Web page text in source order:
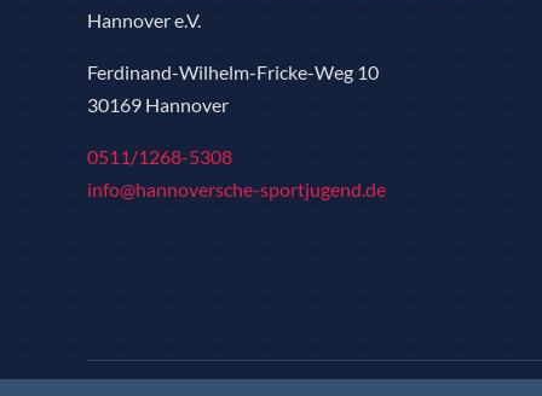
Hannover e.V.
Ferdinand-Wilhelm-Fricke-Weg 10
30169 Hannover
0511/1268-5308
info@hannoversche-sportjugend.de